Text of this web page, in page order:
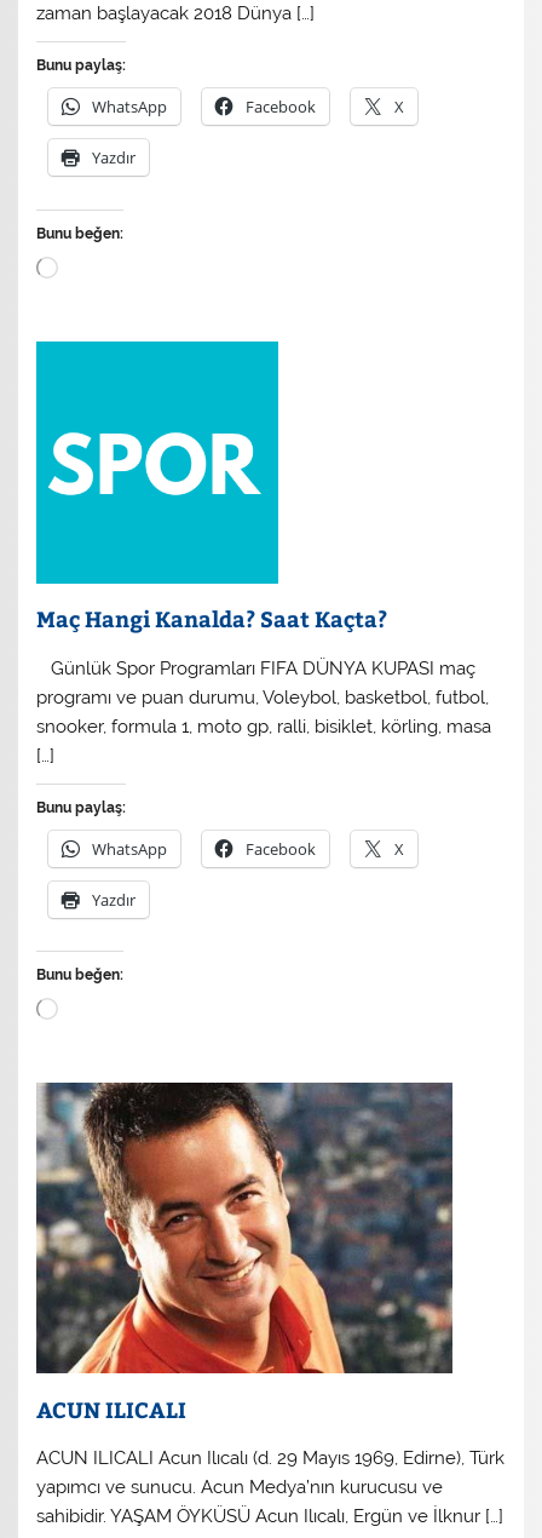
zaman başlayacak 2018 Dünya […]
Bunu paylaş:
WhatsApp Facebook X
Yazdır
Bunu beğen:
Yükleniyor...
Maç Hangi Kanalda? Saat Kaçta?
​ Günlük Spor Programları FIFA DÜNYA KUPASI maç
programı ve puan durumu, Voleybol, basketbol, futbol,
snooker, formula 1, moto gp, ralli, bisiklet, körling, masa
[…]
Bunu paylaş:
WhatsApp Facebook X
Yazdır
Bunu beğen:
Yükleniyor...
ACUN ILICALI
ACUN ILICALI Acun Ilıcalı (d. 29 Mayıs 1969, Edirne), Türk
yapımcı ve sunucu. Acun Medya’nın kurucusu ve
sahibidir. YAŞAM ÖYKÜSÜ Acun Ilıcalı, Ergün ve İlknur […]